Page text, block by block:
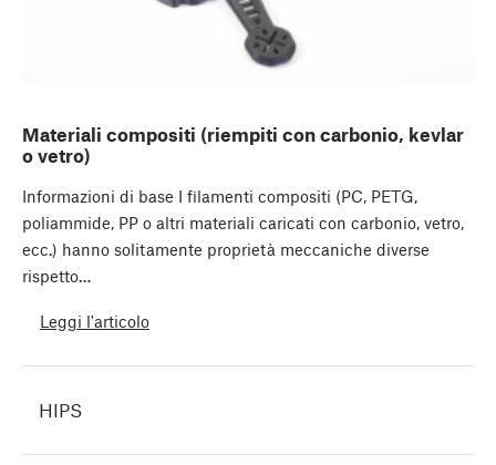
Materiali compositi (riempiti con carbonio, kevlar
o vetro)
Informazioni di base I filamenti compositi (PC, PETG,
poliammide, PP o altri materiali caricati con carbonio, vetro,
ecc.) hanno solitamente proprietà meccaniche diverse
rispetto…
Leggi l'articolo
HIPS